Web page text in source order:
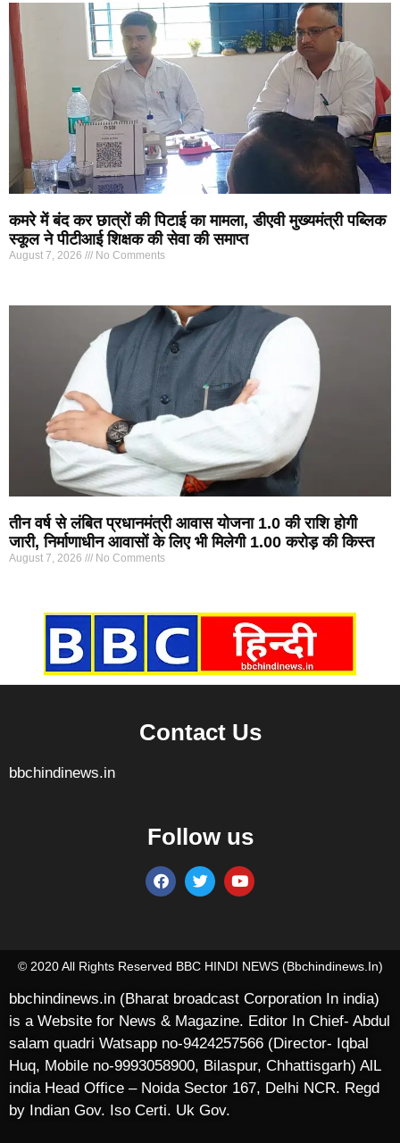
कमरे में बंद कर छात्रों की पिटाई का मामला, डीएवी मुख्यमंत्री पब्लिक
स्कूल ने पीटीआई शिक्षक की सेवा की समाप्त
August 7, 2026 No Comments
तीन वर्ष से लंबित प्रधानमंत्री आवास योजना 1.0 की राशि होगी
जारी, निर्माणाधीन आवासों के लिए भी मिलेगी 1.00 करोड़ की किस्त
August 7, 2026 No Comments
Contact Us
bbchindinews.in
Follow us
© 2020 All Rights Reserved BBC HINDI NEWS (bbchindinews.in)
bbchindinews.in (Bharat broadcast Corporation In india)
is a Website for News & Magazine. Editor In Chief- Abdul
salam quadri Watsapp no-9424257566 (Director- Iqbal
Huq, Mobile no-9993058900, Bilaspur, Chhattisgarh) AlL
india Head Office – Noida Sector 167, Delhi NCR. Regd
by Indian Gov. Iso Certi. Uk Gov.